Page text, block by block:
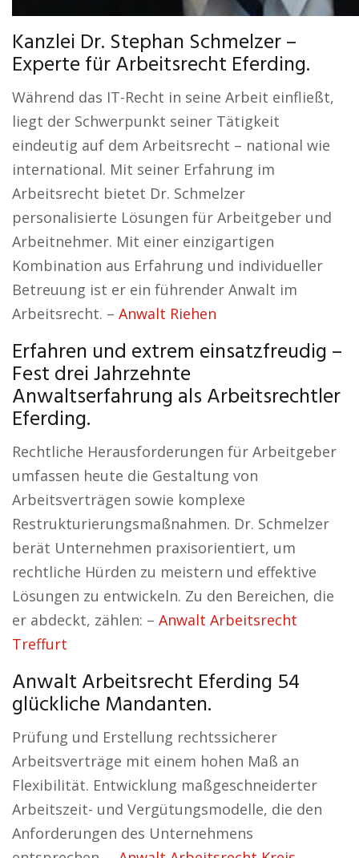
Kanzlei Dr. Stephan Schmelzer –
Experte für Arbeitsrecht Eferding.
Während das IT-Recht in seine Arbeit einfließt,
liegt der Schwerpunkt seiner Tätigkeit
eindeutig auf dem Arbeitsrecht – national wie
international. Mit seiner Erfahrung im
Arbeitsrecht bietet Dr. Schmelzer
personalisierte Lösungen für Arbeitgeber und
Arbeitnehmer. Mit einer einzigartigen
Kombination aus Erfahrung und individueller
Betreuung ist er ein führender Anwalt im
Arbeitsrecht. – Anwalt Riehen
Erfahren und extrem einsatzfreudig –
Fest drei Jahrzehnte
Anwaltserfahrung als Arbeitsrechtler
Eferding.
Rechtliche Herausforderungen für Arbeitgeber
umfassen heute die Gestaltung von
Arbeitsverträgen sowie komplexe
Restrukturierungsmaßnahmen. Dr. Schmelzer
berät Unternehmen praxisorientiert, um
rechtliche Hürden zu meistern und effektive
Lösungen zu entwickeln. Zu den Bereichen, die
er abdeckt, zählen: – Anwalt Arbeitsrecht
Treffurt
Anwalt Arbeitsrecht Eferding 54
glückliche Mandanten.
Prüfung und Erstellung rechtssicherer
Arbeitsverträge mit einem hohen Maß an
Flexibilität. Entwicklung maßgeschneiderter
Arbeitszeit- und Vergütungsmodelle, die den
Anforderungen des Unternehmens